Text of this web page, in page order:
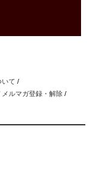
いて /
メルマガ登録・解除 /